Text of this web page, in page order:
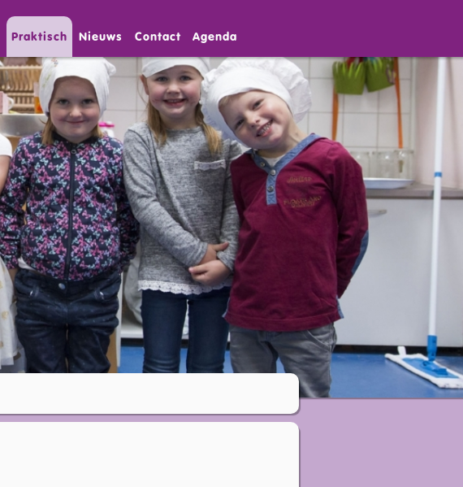
Praktisch Nieuws Contact Agenda